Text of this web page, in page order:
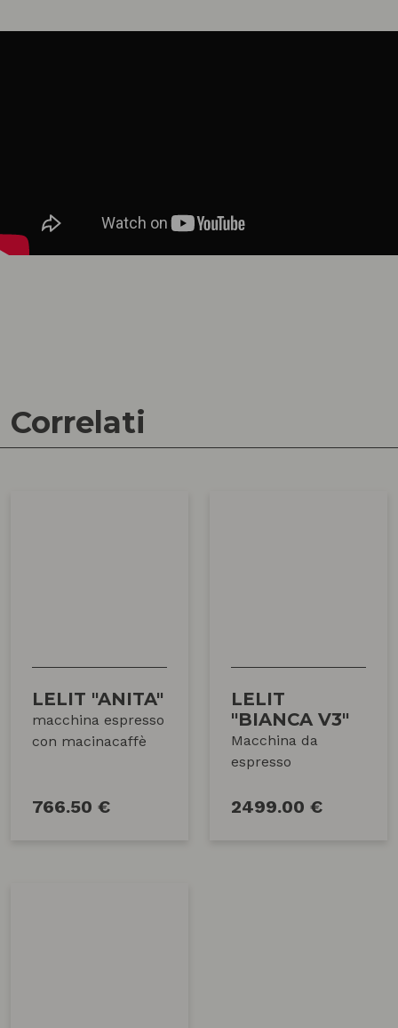
Correlati
LELIT "ANITA"
macchina espresso
con macinacaffè
766.50 €
LELIT
"BIANCA V3"
Macchina da
espresso
2499.00 €